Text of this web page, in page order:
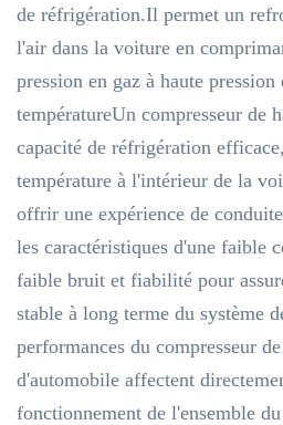
de réfrigération.Il permet un
l'air dans la voiture en
pression en gaz à haute pression
températureUn compresseur de
capacité de réfrigération
température à l'intérieur de la
offrir une expérience de
les caractéristiques d'une faible
faible bruit et fiabilité pour
stable à long terme du système
performances du compresseur
d'automobile affectent
fonctionnement de l'ensemble